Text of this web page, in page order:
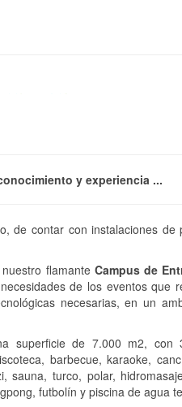
y experiencia ...
de contar con instalaciones
flamanteCampus de
de los eventos que
necesarias, en un
superficie de 7.000 m2, con
barbecue, karaoke,
turco, polar,
futbolín y piscina de agua